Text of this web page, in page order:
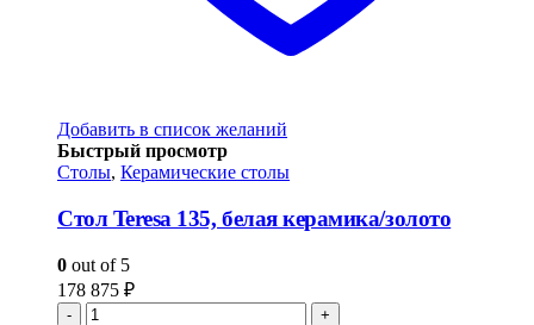
Добавить в список желаний
Быстрый просмотр
Столы, Керамические столы
Стол Teresa 135, белая керамика/золото
0 out of 5
178 875 ₽
- +